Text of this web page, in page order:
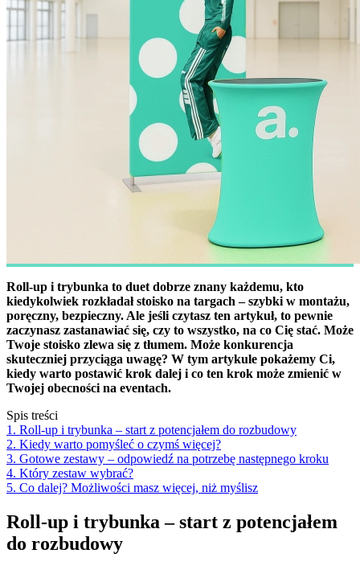
Roll-up i trybunka to duet dobrze znany każdemu, kto
kiedykolwiek rozkładał stoisko na targach – szybki w montażu,
poręczny, bezpieczny. Ale jeśli czytasz ten artykuł, to pewnie
zaczynasz zastanawiać się, czy to wszystko, na co Cię stać. Może
Twoje stoisko zlewa się z tłumem. Może konkurencja
skuteczniej przyciąga uwagę? W tym artykule pokażemy Ci,
kiedy warto postawić krok dalej i co ten krok może zmienić w
Twojej obecności na eventach.
Spis treści
1. Roll-up i trybunka – start z potencjałem do rozbudowy
2. Kiedy warto pomyśleć o czymś więcej?
3. Gotowe zestawy – odpowiedź na potrzebę następnego kroku
4. Który zestaw wybrać?
5. Co dalej? Możliwości masz więcej, niż myślisz
Roll-up i trybunka – start z potencjałem
do rozbudowy